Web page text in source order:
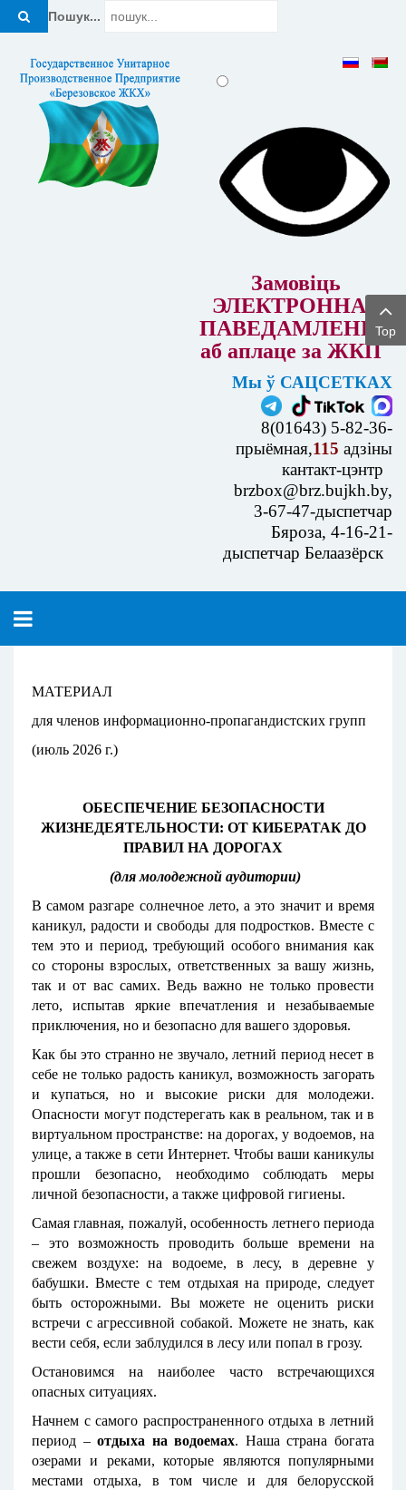
Пошук...
Замовіць
ЭЛЕКТРОННАЕ
ПАВЕДАМЛЕННЕ
аб аплаце за ЖКП
Мы ў САЦСЕТКАХ
8(01643) 5-82-36-
прыёмная,115 адзіны
кантакт-цэнтр
brzbox@brz.bujkh.by,
3-67-47-дыспетчар
Бяроза, 4-16-21-
дыспетчар Белаазёрск
МАТЕРИАЛ
для членов информационно-пропагандистских групп
(июль 2026 г.)
ОБЕСПЕЧЕНИЕ БЕЗОПАСНОСТИ
ЖИЗНЕДЕЯТЕЛЬНОСТИ: ОТ КИБЕРАТАК ДО
ПРАВИЛ НА ДОРОГАХ
(для молодежной аудитории)
В самом разгаре солнечное лето, а это значит и время
каникул, радости и свободы для подростков. Вместе с
тем это и период, требующий особого внимания как
со стороны взрослых, ответственных за вашу жизнь,
так и от вас самих. Ведь важно не только провести
лето, испытав яркие впечатления и незабываемые
приключения, но и безопасно для вашего здоровья.
Как бы это странно не звучало, летний период несет в
себе не только радость каникул, возможность загорать
и купаться, но и высокие риски для молодежи.
Опасности могут подстерегать как в реальном, так и в
виртуальном пространстве: на дорогах, у водоемов, на
улице, а также в сети Интернет. Чтобы ваши каникулы
прошли безопасно, необходимо соблюдать меры
личной безопасности, а также цифровой гигиены.
Самая главная, пожалуй, особенность летнего периода
– это возможность проводить больше времени на
свежем воздухе: на водоеме, в лесу, в деревне у
бабушки. Вместе с тем отдыхая на природе, следует
быть осторожными. Вы можете не оценить риски
встречи с агрессивной собакой. Можете не знать, как
вести себя, если заблудился в лесу или попал в грозу.
Остановимся на наиболее часто встречающихся
опасных ситуациях.
Начнем с самого распространенного отдыха в летний
период –отдыха на водоемах. Наша страна богата
озерами и реками, которые являются популярными
местами отдыха, в том числе и для белорусской
Top